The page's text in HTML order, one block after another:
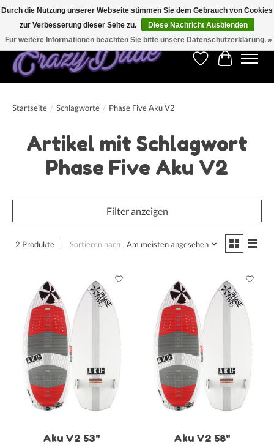
Kostenfreier Versand für Bestellungen ab 250 €. Weltweite Lieferung!
Wunschzettel
Ihr
Startseite / Schlagworte / Phase Five Aku V2
Artikel mit Schlagwort
Phase Five Aku V2
Filter anzeigen
2 Produkte Sortieren nach Am meisten angesehen
Aku V2 53" Aku V2 58"
Durch die Nutzung unserer Webseite stimmen Sie dem Gebrauch von Cookies
zur Verbesserung dieser Seite zu.
Diese Nachricht Ausblenden
Für weitere Informationen beachten Sie bitte unsere Datenschutzerklärung. »